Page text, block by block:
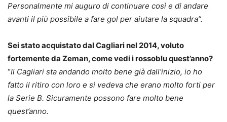
Personalmente mi auguro di continuare così e di andare
avanti il più possibile a fare gol per aiutare la squadra”.
Sei stato acquistato dal Cagliari nel 2014, voluto
fortemente da Zeman, come vedi i rossoblu quest’anno?
“Il Cagliari sta andando molto bene già dall’inizio, io ho
fatto il ritiro con loro e si vedeva che erano molto forti per
la Serie B. Sicuramente possono fare molto bene
quest’anno.